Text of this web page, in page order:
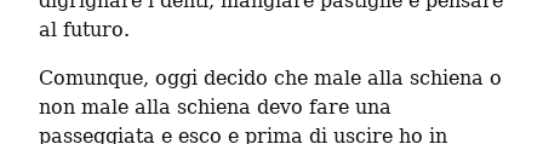
al futuro.
Comunque, oggi decido che male alla schiena o
non male alla schiena devo fare una
passeggiata e esco e prima di uscire ho in